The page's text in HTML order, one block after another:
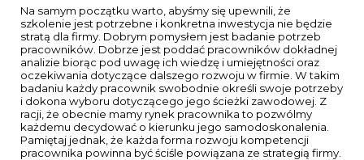
Na samym początku warto, abyśmy się upewnili,że
szkolenie jest potrzebne i konkretna inwestycja nie będzie
stratą dla firmy. Dobrym pomysłem jest badanie potrzeb
pracowników. Dobrze jest poddać pracowników dokładnej
analizie biorąc pod uwagę ich wiedzę i umiejętności oraz
oczekiwania dotyczące dalszego rozwoju w firmie. W takim
badaniu każdy pracownik swobodnie określi swoje potrzeby
i dokona wyboru dotyczącego jego ścieżki zawodowej. Z
racji, że obecnie mamy rynek pracownika to pozwólmy
każdemu decydować o kierunku jego samodoskonalenia.
Pamiętaj jednak, że każda forma rozwoju kompetencji
pracownika powinna być ściśle powiązana ze strategią firmy.